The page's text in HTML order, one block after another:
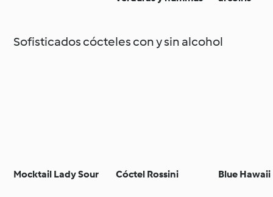
Sofisticados cócteles con y sin alcohol
Mocktail Lady Sour Cóctel Rossini Blue Hawaii